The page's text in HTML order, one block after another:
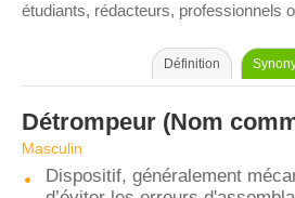
étudiants, rédacteurs, professionnels
Définition
Détrompeur (Nom
Masculin
Dispositif, généralement